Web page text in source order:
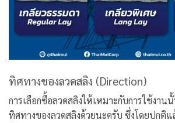
ทิศทางของลวดสลิง (Direction)
การเลือกซื้อลวดสลิงให้เหมาะกับการใช้งาน
ทิศทางของลวดสลิงด้วยนะครับ ซึ่งโดยปกติ